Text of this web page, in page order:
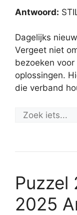
Antwoord:
Dagelijks
Vergeet niet
bezoeken
oplossingen.
die verband
Puzzel
2025